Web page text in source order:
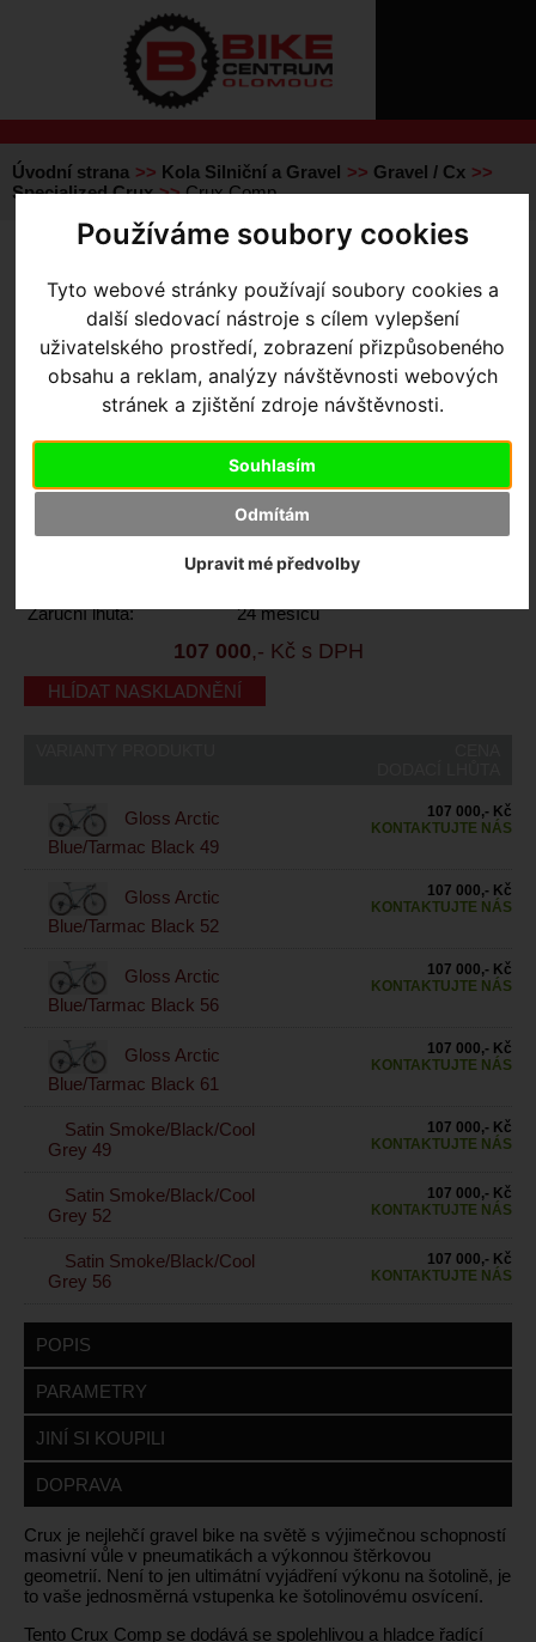
Používáme soubory cookies
Tyto webové stránky používají soubory cookies a
další sledovací nástroje s cílem vylepšení
uživatelského prostředí, zobrazení přizpůsobeného
obsahu a reklam, analýzy návštěvnosti webových
stránek a zjištění zdroje návštěvnosti.
Souhlasím
Odmítám
Upravit mé předvolby
O
SLUŽBY
REGISTRACE
ZTRATILI
Úvodní strana Kola Silniční a Gravel
Gravel / Cx
Specialized Crux
Crux Comp
CRUX COMP- Gloss Arctic
Blue/Tarmac Black 49
Specialized
Kód výrobce:
91422-5049
Ano, u dodavatele
Záruční lhůta: 24 měsíců
107 000,- Kč s DPH
HLÍDAT NASKLADNĚNÍ
Gloss Arctic
Blue/Tarmac Black 49
107 000,- Kč
KONTAKTUJTE NÁS
Gloss Arctic
Blue/Tarmac Black 52
107 000,- Kč
KONTAKTUJTE NÁS
Gloss Arctic
Blue/Tarmac Black 56
107 000,- Kč
KONTAKTUJTE NÁS
Gloss Arctic
Blue/Tarmac Black 61
107 000,- Kč
KONTAKTUJTE NÁS
Satin Smoke/Black/Cool
Grey 49
107 000,- Kč
KONTAKTUJTE NÁS
Satin Smoke/Black/Cool
Grey 52
107 000,- Kč
KONTAKTUJTE NÁS
Satin Smoke/Black/Cool
Grey 56
107 000,- Kč
KONTAKTUJTE NÁS
POPIS
PARAMETRY
JINÍ SI KOUPILI
DOPRAVA
Crux je nejlehčí gravel bike na světě s výjimečnou schopností
masivní vůle v pneumatikách a výkonnou štěrkovou
geometrií. Není to jen ultimátní vyjádření výkonu na šotolině, je
to vaše jednosměrná vstupenka ke šotolinovému osvícení.
Tento Crux Comp se dodává se spolehlivou a hladce řadící